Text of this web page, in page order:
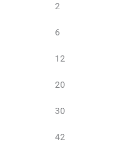
2
6
12
20
30
42